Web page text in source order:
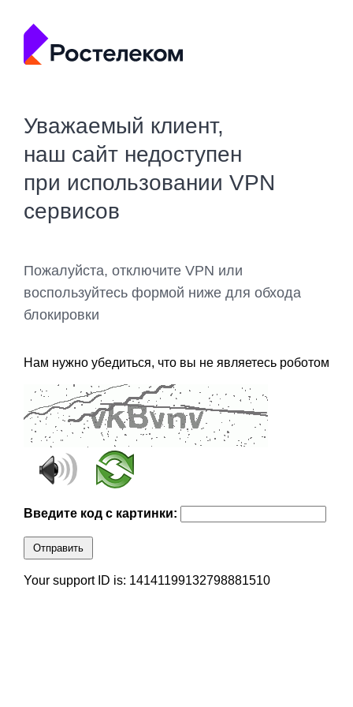
Уважаемый клиент,
наш сайт недоступен
при использовании VPN
сервисов
Пожалуйста, отключите VPN или
воспользуйтесь формой ниже для обхода
блокировки
Нам нужно убедиться, что вы не являетесь роботом
Введите код с картинки:
Отправить
Your support ID is: 14141199132798881510